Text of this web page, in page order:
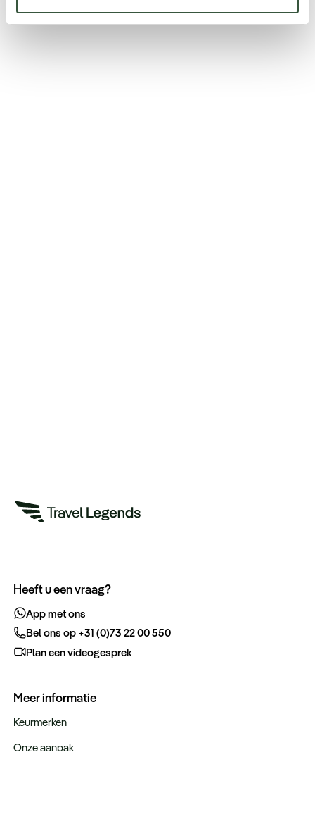
Heeft u een vraag?
App met ons
Bel ons op +31 (0)73 22 00 550
Plan een videogesprek
Meer informatie
Keurmerken
Onze aanpak